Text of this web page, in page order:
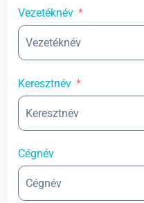
Vezetéknév
Keresztnév
Cégnév